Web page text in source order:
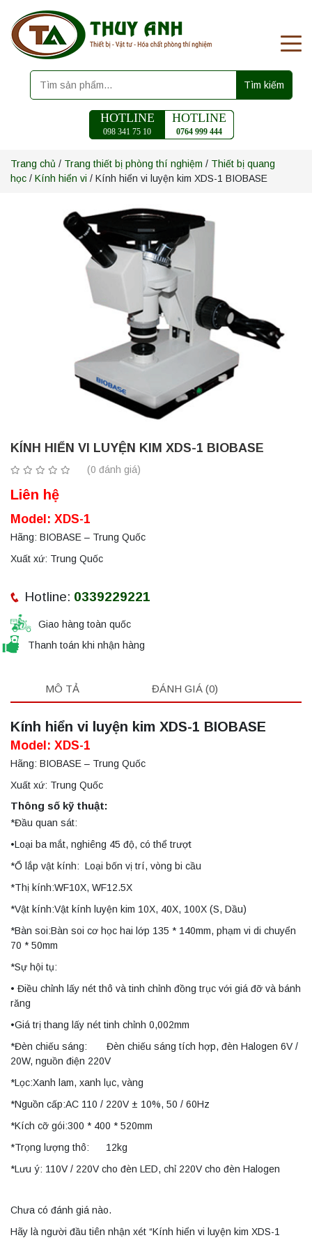
Tìm kiếm
HOTLINE
098 341 75 10
HOTLINE
0764 999 444
Trang chủ / Trang thiết bị phòng thí nghiệm / Thiết bị quang
học / Kính hiển vi / Kính hiển vi luyện kim XDS-1 BIOBASE
KÍNH HIỂN VI LUYỆN KIM XDS-1 BIOBASE
(0 đánh giá)
Liên hệ
Model: XDS-1
Hãng: BIOBASE – Trung Quốc
Xuất xứ: Trung Quốc
Hotline: 0339229221
Giao hàng toàn quốc
Thanh toán khi nhận hàng
MÔ TẢ ĐÁNH GIÁ (0)
Kính hiển vi luyện kim XDS-1 BIOBASE
Model: XDS-1
Hãng: BIOBASE – Trung Quốc
Xuất xứ: Trung Quốc
Thông số kỹ thuật:
*Đầu quan sát:
•Loại ba mắt, nghiêng 45 độ, có thể trượt
*Ổ lắp vật kính: Loại bốn vị trí, vòng bi cầu
*Thị kính:WF10X, WF12.5X
*Vật kính:Vật kính luyện kim 10X, 40X, 100X (S, Dầu)
*Bàn soi:Bàn soi cơ học hai lớp 135 * 140mm, phạm vi di chuyển
70 * 50mm
*Sự hội tụ:
• Điều chỉnh lấy nét thô và tinh chỉnh đồng trục với giá đỡ và bánh
răng
•Giá trị thang lấy nét tinh chỉnh 0,002mm
*Đèn chiếu sáng: Đèn chiếu sáng tích hợp, đèn Halogen 6V /
20W, nguồn điện 220V
*Lọc:Xanh lam, xanh lục, vàng
*Nguồn cấp:AC 110 / 220V ± 10%, 50 / 60Hz
*Kích cỡ gói:300 * 400 * 520mm
*Trọng lượng thô: 12kg
*Lưu ý: 110V / 220V cho đèn LED, chỉ 220V cho đèn Halogen
Chưa có đánh giá nào.
Hãy là người đầu tiên nhận xét “Kính hiển vi luyện kim XDS-1